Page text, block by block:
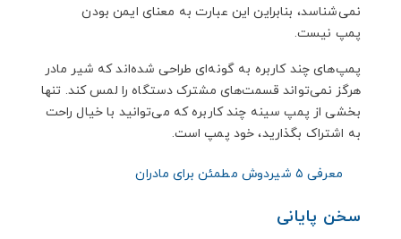
نمی‌شناسد، بنابراین این عبارت به معنای ایمن بودن
پمپ نیست.
پمپ‌های چند کاربره به گونه‌ای طراحی شده‌اند که شیر مادر
هرگز نمی‌تواند قسمت‌های مشترک دستگاه را لمس کند. تنها
بخشی از پمپ سینه چند کاربره که می‌توانید با خیال راحت
به اشتراک بگذارید، خود پمپ است.
معرفی ۵ شیردوش مطمئن برای مادران
سخن پایانی